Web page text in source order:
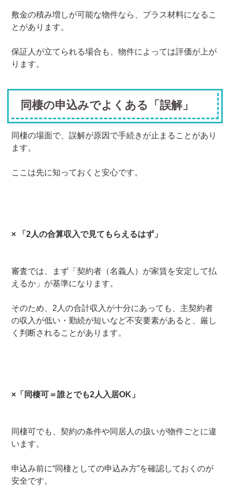
敷金の積み増しが可能な物件なら、プラス材料になるこ
とがあります。
保証人が立てられる場合も、物件によっては評価が上が
ります。
同棲の申込みでよくある「誤解」
同棲の場面で、誤解が原因で手続きが止まることがあり
ます。
ここは先に知っておくと安心です。
× 「2人の合算収入で見てもらえるはず」
審査では、まず「契約者（名義人）が家賃を安定して払
えるか」が基準になります。
そのため、2人の合計収入が十分にあっても、主契約者
の収入が低い・勤続が短いなど不安要素があると、厳し
く判断されることがあります。
× 「同棲可＝誰とでも2人入居OK」
同棲可でも、契約の条件や同居人の扱いが物件ごとに違
います。
申込み前に“同棲としての申込み方”を確認しておくのが
安全です。